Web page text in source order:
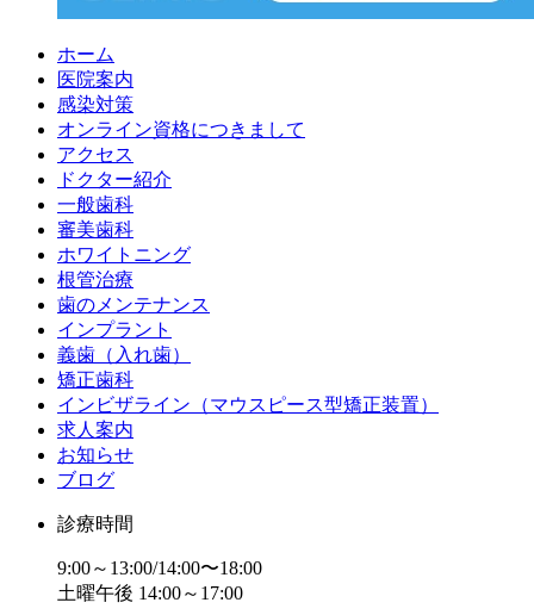
ホーム
医院案内
感染対策
オンライン資格につきまして
アクセス
ドクター紹介
一般歯科
審美歯科
ホワイトニング
根管治療
歯のメンテナンス
インプラント
義歯（入れ歯）
矯正歯科
インビザライン（マウスピース型矯正装置）
求人案内
お知らせ
ブログ
診療時間
9:00～13:00/14:00〜18:00
土曜午後 14:00～17:00